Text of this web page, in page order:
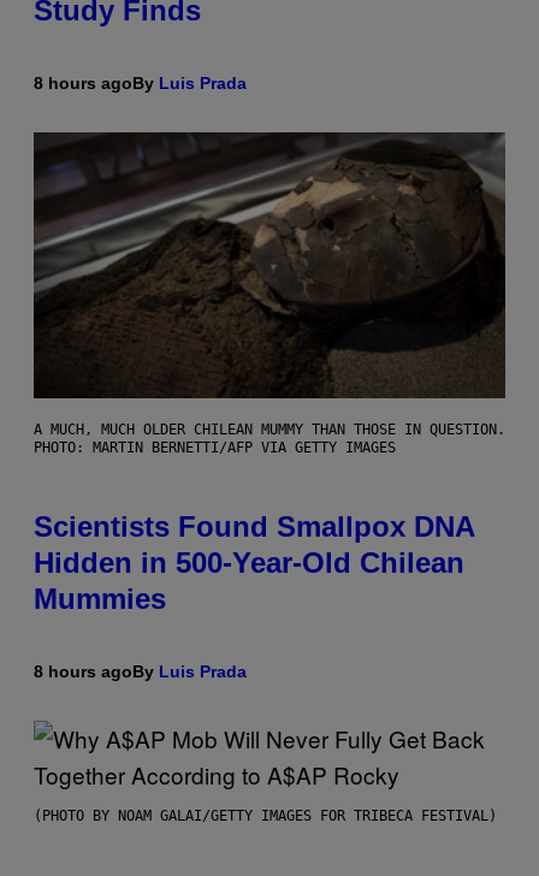
Study Finds
8 hours agoBy Luis Prada
A MUCH, MUCH OLDER CHILEAN MUMMY THAN THOSE IN QUESTION.
PHOTO: MARTIN BERNETTI/AFP VIA GETTY IMAGES
Scientists Found Smallpox DNA
Hidden in 500-Year-Old Chilean
Mummies
8 hours agoBy Luis Prada
(PHOTO BY NOAM GALAI/GETTY IMAGES FOR TRIBECA FESTIVAL)